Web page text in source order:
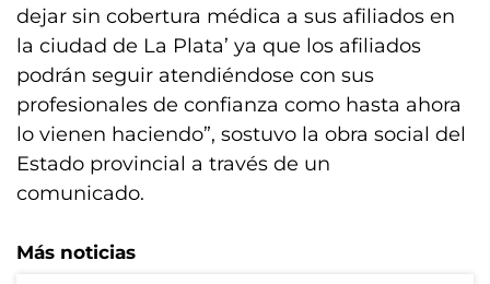
dejar sin cobertura médica a sus afiliados en
la ciudad de La Plata’ ya que los afiliados
podrán seguir atendiéndose con sus
profesionales de confianza como hasta ahora
lo vienen haciendo”, sostuvo la obra social del
Estado provincial a través de un
comunicado.
Más noticias